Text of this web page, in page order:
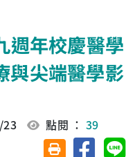
週年校慶醫學
與尖端醫學影
23 點閱 ：39
友善列印(另開視
分享至